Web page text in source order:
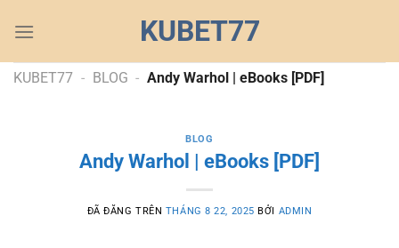
đến
dung
KUBET77
KUBET77 - BLOG - Andy Warhol | eBooks [PDF]
BLOG
Andy Warhol | eBooks [PDF]
ĐÃ ĐĂNG TRÊN THÁNG 8 22, 2025 BỞI ADMIN